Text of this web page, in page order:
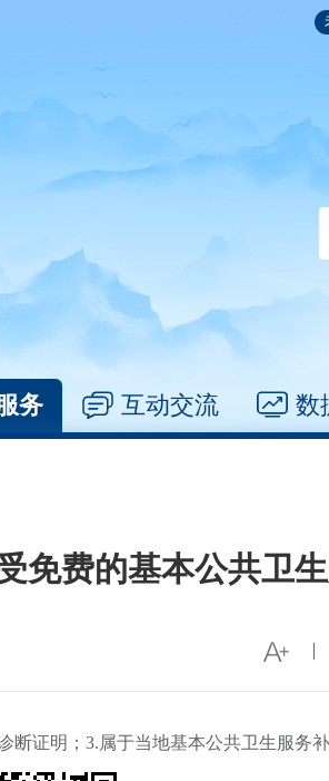
务 互动交流 数
免费的基本公共卫
证明；3.属于当地基本公共卫生服务补